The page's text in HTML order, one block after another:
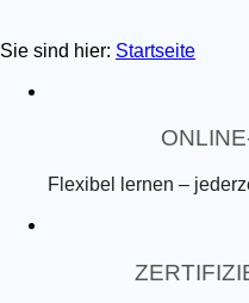
Sie sind hier: Startseite
Flexibel lernen –